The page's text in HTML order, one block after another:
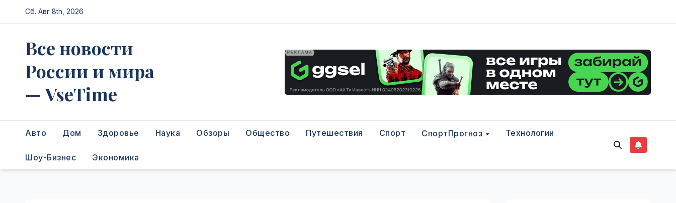
Перейти
к
Сб. Авг 8th, 2026
Все новости
России и мира
— VseTime
Авто Дом Здоровье Наука Обзоры Общество Путешествия Спорт СпортПрогноз Технологии
Шоу-Бизнес Экономика